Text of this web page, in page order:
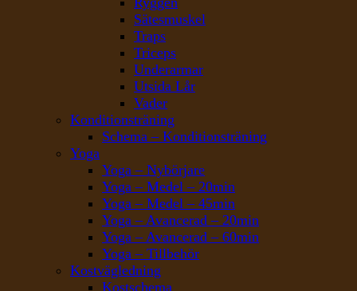
Sätesmuskel
Traps
Triceps
Underarmar
Utsida Lår
Vader
Konditionsträning
Schema – Konditionsträning
Yoga
Yoga – Nybörjare
Yoga – Medel – 20min
Yoga – Medel – 45min
Yoga – Avancerad – 20min
Yoga – Avancerad – 60min
Yoga – Tillbehör
Kostvägledning
Kostschema